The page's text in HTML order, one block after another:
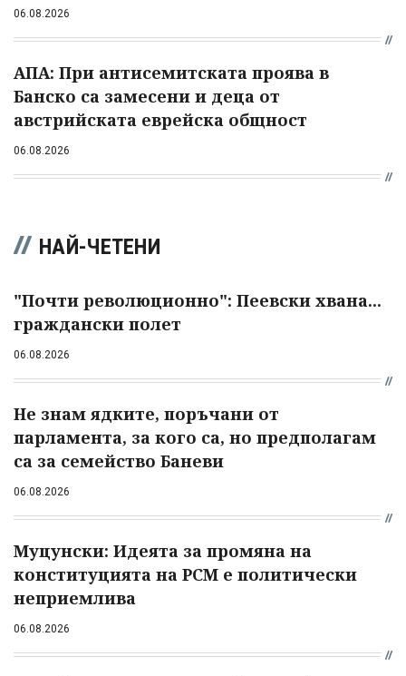
06.08.2026
АПА: При антисемитската проява в
Банско са замесени и деца от
австрийската еврейска общност
06.08.2026
НАЙ-ЧЕТЕНИ
"Почти революционно": Пеевски хвана...
граждански полет
06.08.2026
Не знам ядките, поръчани от
парламента, за кого са, но предполагам
са за семейство Баневи
06.08.2026
Муцунски: Идеята за промяна на
конституцията на РСМ е политически
неприемлива
06.08.2026